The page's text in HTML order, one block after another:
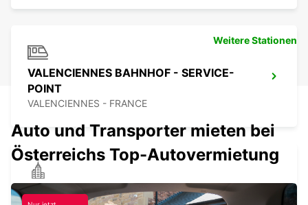
VALENCIENNES BAHNHOF - SERVICE-
POINT
VALENCIENNES - FRANCE
DOUAI
Weitere Stationen
Auto und Transporter mieten bei
Österreichs Top-Autovermietung